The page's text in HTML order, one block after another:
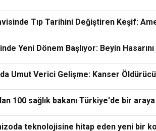
Tıp Tarihini Değiştiren Keşif:
Yeni Dönem Başlıyor: Beyin
Umut Verici Gelişme: Kanser
100 sağlık bakanı Türkiye'de bir
teknolojisine hitap eden yeni bir